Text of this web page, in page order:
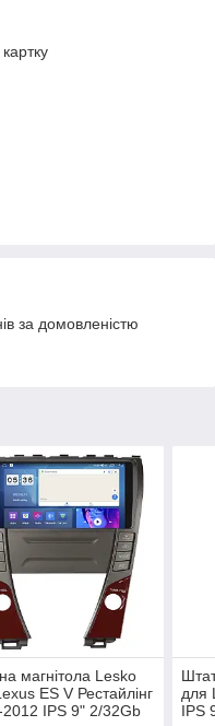
за домовленістю
магнітола Lesko
ES V Рестайлінг
2012 IPS 9" 2/32Gb
для
IPS